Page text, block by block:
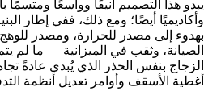
يبدو هذا التصميم أنيقًا وواسعًا ومتسمًا
وأكاديميًا أيضًا؛ ومع ذلك، ففي إطار
بهدوء إلى مصدر للحرارة، ومصدر
الصيانة، وثقب في الميزانية — ما لم
الزجاج بنفس الحذر الذي يُبدي عادةً
أغطية الأسقف وأوامر تعديل أنظمة